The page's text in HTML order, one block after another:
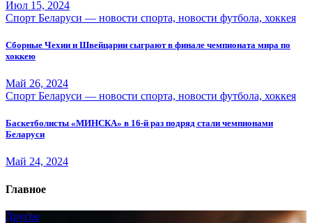
Июл 15, 2024
Спорт Беларуси — новости спорта, новости футбола, хоккея
Сборные Чехии и Швейцарии сыграют в финале чемпионата мира по
хоккею
Май 26, 2024
Спорт Беларуси — новости спорта, новости футбола, хоккея
Баскетболисты «МИНСКА» в 16-й раз подряд стали чемпионами
Беларуси
Май 24, 2024
Главное
Другое